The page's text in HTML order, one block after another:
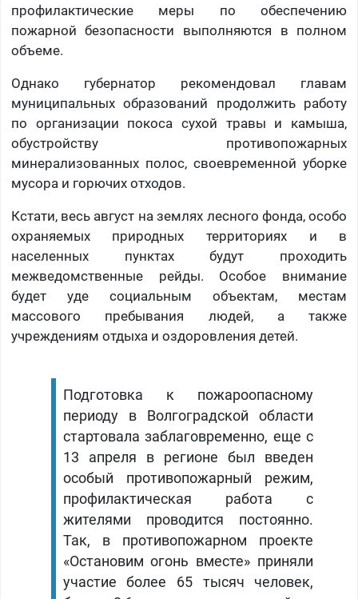
профилактические меры по обеспечению
пожарной безопасности выполняются в полном
объеме.
Однако губернатор рекомендовал главам
муниципальных образований продолжить работу
по организации покоса сухой травы и камыша,
обустройству противопожарных
минерализованных полос, своевременной уборке
мусора и горючих отходов.
Кстати, весь август на землях лесного фонда, особо
охраняемых природных территориях и в
населенных пунктах будут проходить
межведомственные рейды. Особое внимание
будет уде социальным объектам, местам
массового пребывания людей, а также
учреждениям отдыха и оздоровления детей.
Подготовка к пожароопасному
периоду в Волгоградской области
стартовала заблаговременно, еще с
13 апреля в регионе был введен
особый противопожарный режим,
профилактическая работа с
жителями проводится постоянно.
Так, в противопожарном проекте
«Остановим огонь вместе» приняли
участие более 65 тысяч человек,